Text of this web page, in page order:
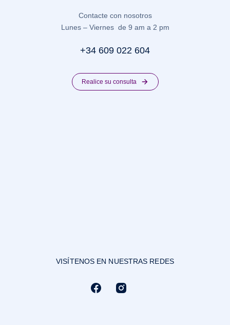
Contacte con nosotros
Lunes – Viernes de 9 am a 2 pm
+34 609 022 604
Realice su consulta
VISÍTENOS EN NUESTRAS REDES